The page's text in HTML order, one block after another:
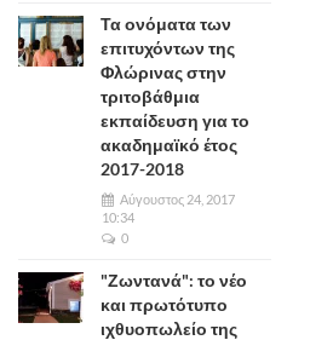
Τα ονόματα των
επιτυχόντων της
Φλώρινας στην
τριτοβάθμια
εκπαίδευση για το
ακαδημαϊκό έτος
2017-2018
Αύγουστος 24, 2017
10:34
0
"Ζωντανά": το νέο
και πρωτότυπο
ιχθυοπωλείο της